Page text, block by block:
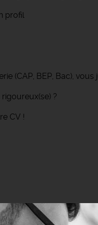
profil
(CAP, BEP, Bac),
?
CV !